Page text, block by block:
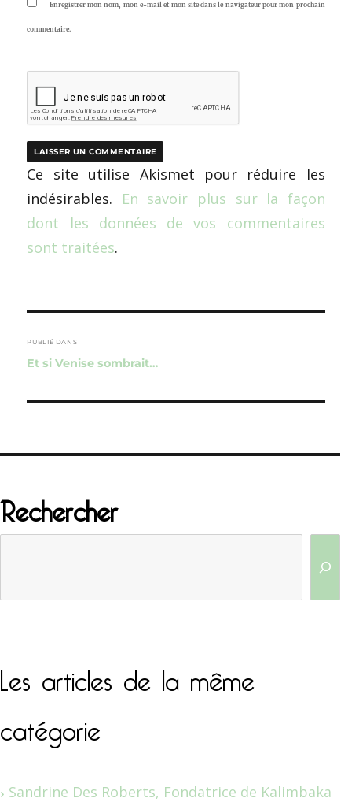
Enregistrer mon nom, mon e-mail et mon site dans le navigateur pour mon prochain
commentaire.
Ce site utilise Akismet pour réduire les
indésirables. En savoir plus sur la façon
dont les données de vos commentaires
sont traitées.
de
l’article
PUBLIÉ DANS
Et si Venise sombrait…
Rechercher
Les articles de la même
catégorie
Sandrine Des Roberts, Fondatrice de Kalimbaka